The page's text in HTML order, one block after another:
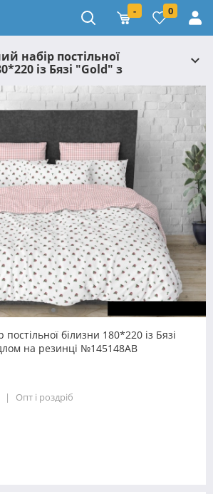
- 0
набір постільної
із Бязі "Gold" з
на резинці №145148AB
білизни 180*220 із Бязі
на резинці №145148AB
Опт і роздріб